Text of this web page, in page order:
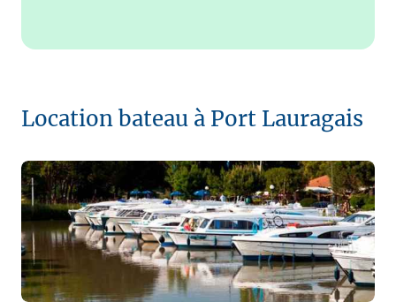
Location bateau à Port Lauragais